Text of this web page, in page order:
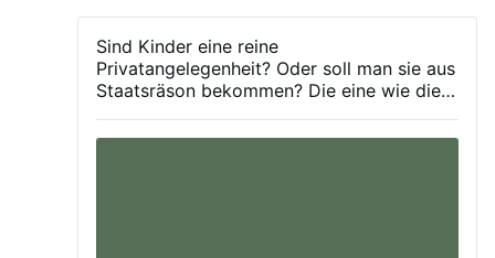
Sind Kinder eine reine
Privatangelegenheit? Oder soll man sie aus
Staatsräson bekommen? Die eine wie die
unbefriedigend. Unser Autor plädiert für